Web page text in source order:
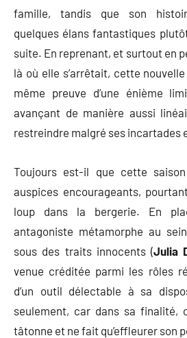
famille, tandis que son
quelques élans fantastiques
suite. En reprenant, et surtout en
là où elle s’arrêtait, cette
même preuve d’une énième
avançant de manière aussi
restreindre malgré ses incartades
Toujours est-il que cette
auspices encourageants,
loup dans la bergerie. En
antagoniste métamorphe au
sous des traits innocents (Julia
venue créditée parmi les rôles
d’un outil délectable à sa
seulement, car dans sa finalité,
tâtonne et ne fait qu’effleurer son